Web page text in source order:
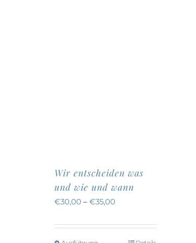
Wir entscheiden was
und wie und wann
€30,00 – €35,00